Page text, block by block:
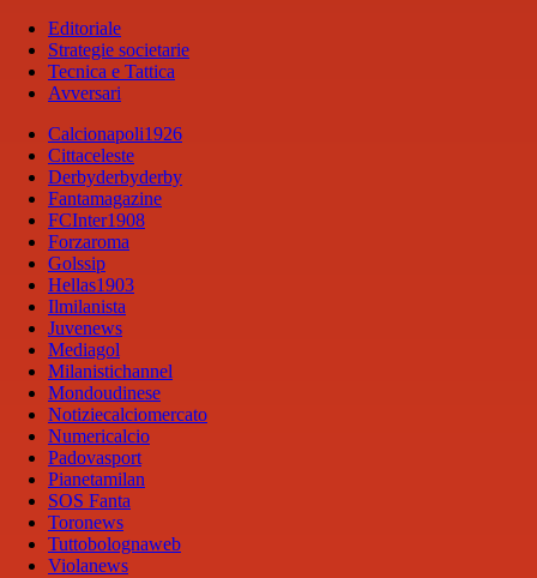
Editoriale
Strategie societarie
Tecnica e Tattica
Avversari
Calcionapoli1926
Cittaceleste
Derbyderbyderby
Fantamagazine
FCInter1908
Forzaroma
Golssip
Hellas1903
Ilmilanista
Juvenews
Mediagol
Milanistichannel
Mondoudinese
Notiziecalciomercato
Numericalcio
Padovasport
Pianetamilan
SOS Fanta
Toronews
Tuttobolognaweb
Violanews